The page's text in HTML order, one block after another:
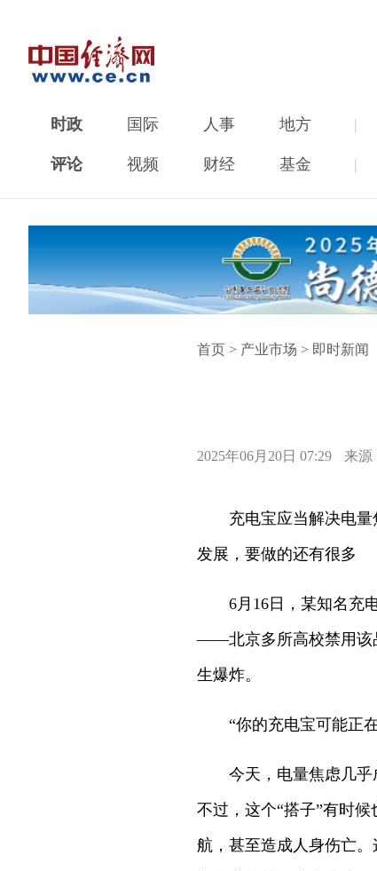
时政 国际 人事 地方 |
评论 视频 财经 基金 |
首页 > 产业市场 > 即时新闻
2025年06月20日 07:29 来源
充电宝应当解决电
发展，要做的还有很多
6月16日，某知名充
——北京多所高校禁用该
生爆炸。
“你的充电宝可能正
今天，电量焦虑几乎
不过，这个“搭子”有时
航，甚至造成人身伤亡